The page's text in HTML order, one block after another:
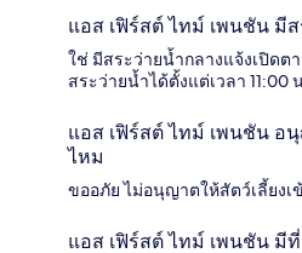
แอส เฟิร์สต์ ไทม์ เพนชัน มี
ใช่ มีสระว่ายน้ำกลางแจ้งเปิดต
สระว่ายน้ำได้ตั้งแต่เวลา 11:00
แอส เฟิร์สต์ ไทม์ เพนชัน อ
ไหม
ขออภัย ไม่อนุญาตให้สัตว์เลี้ยงเ
แอส เฟิร์สต์ ไทม์ เพนชัน มี